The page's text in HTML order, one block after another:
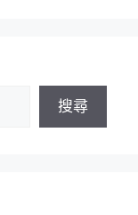
搜尋